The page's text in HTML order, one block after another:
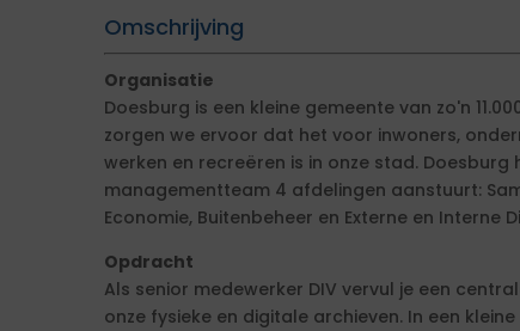
Omschrijving
Organisatie
Doesburg is een kleine gemeente van zo'n
zorgen we ervoor dat het voor inwoners,
werken en recreëren is in onze stad.
managementteam 4 afdelingen aanstuurt:
Economie, Buitenbeheer en Externe en Interne
Opdracht
Als senior medewerker DIV vervul je een
onze fysieke en digitale archieven. In een